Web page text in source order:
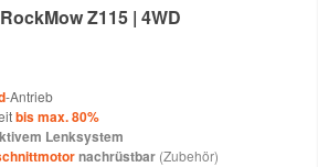
Z115 | 4WD
-Antrieb
bis max. 80%
Lenksystem
nachrüstbar(Zubehör)